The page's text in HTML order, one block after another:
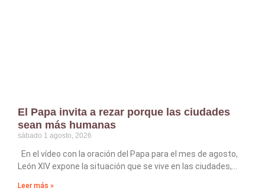
El Papa invita a rezar porque las ciudades
sean más humanas
sábado 1 agosto, 2026
En el vídeo con la oración del Papa para el mes de agosto,
León XIV expone la situación que se vive en las ciudades,
Leer más »